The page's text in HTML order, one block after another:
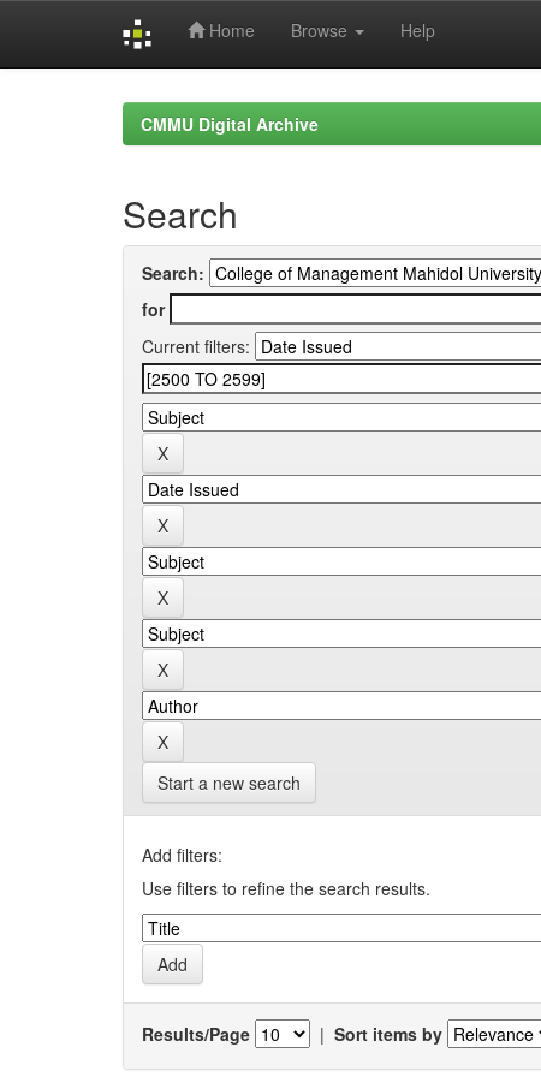
Home Browse Help
CMMU Digital Archive
Search
Search:
for
Current filters:
Start a new search
Add filters:
Use filters to refine the search results.
Results/Page | Sort items by